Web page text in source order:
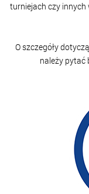
turniejach czy innych
O szczegóły
należy pytać